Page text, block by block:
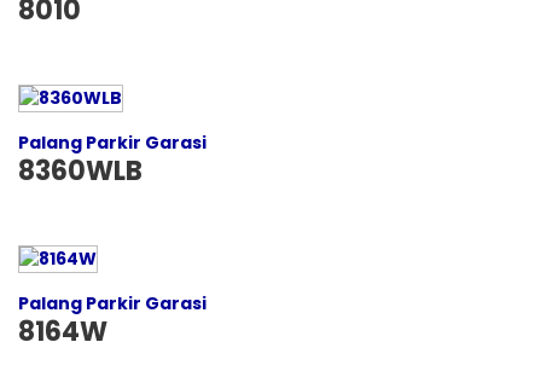
8010
Palang Parkir Garasi
8360WLB
Palang Parkir Garasi
8164W